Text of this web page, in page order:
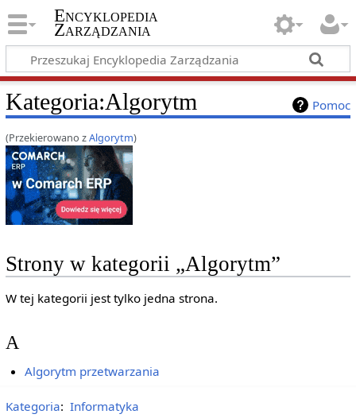
Encyklopedia
Zarządzania
Pomoc
Kategoria:Algorytm
(Przekierowano zAlgorytm)
Strony w kategorii „Algorytm”
W tej kategorii jest tylko jedna strona.
A
Algorytm przetwarzania
Kategoria: Informatyka